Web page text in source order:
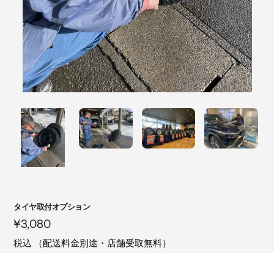
注
目
の
タイヤ取付オプション
定
価
¥3,080
税込 （配送料金別途・店舗受取無料）